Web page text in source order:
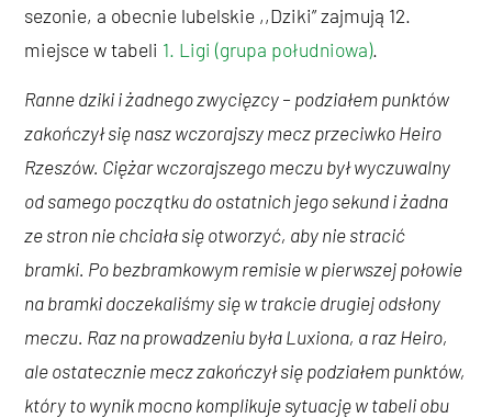
sezonie, a obecnie lubelskie ,,Dziki” zajmują 12.
miejsce w tabeli 1. Ligi (grupa południowa).
Ranne dziki i żadnego zwycięzcy – podziałem punktów
zakończył się nasz wczorajszy mecz przeciwko Heiro
Rzeszów. Ciężar wczorajszego meczu był wyczuwalny
od samego początku do ostatnich jego sekund i żadna
ze stron nie chciała się otworzyć, aby nie stracić
bramki. Po bezbramkowym remisie w pierwszej połowie
na bramki doczekaliśmy się w trakcie drugiej odsłony
meczu. Raz na prowadzeniu była Luxiona, a raz Heiro,
ale ostatecznie mecz zakończył się podziałem punktów,
który to wynik mocno komplikuje sytuację w tabeli obu